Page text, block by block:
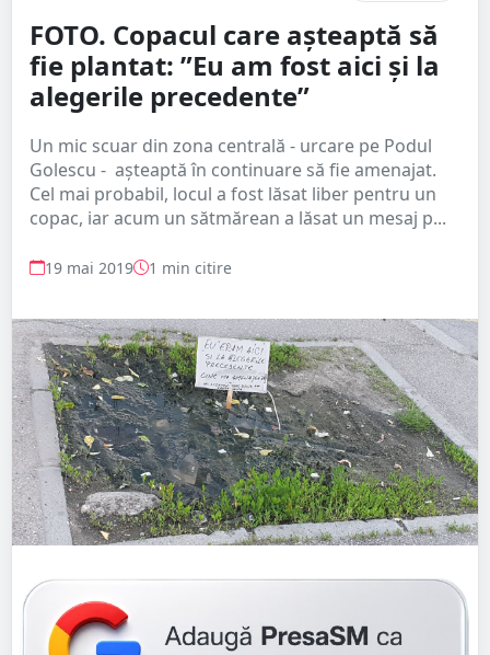
FOTO. Copacul care așteaptă să
fie plantat: ”Eu am fost aici și la
alegerile precedente”
Un mic scuar din zona centrală - urcare pe Podul
Golescu - așteaptă în continuare să fie amenajat.
Cel mai probabil, locul a fost lăsat liber pentru un
copac, iar acum un sătmărean a lăsat un mesaj p...
19 mai 2019 1 min citire